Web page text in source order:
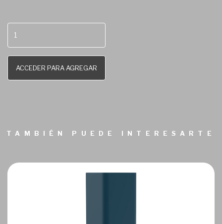
ACCEDER PARA AGREGAR
TAMBIÉN PUEDE INTERESARTE